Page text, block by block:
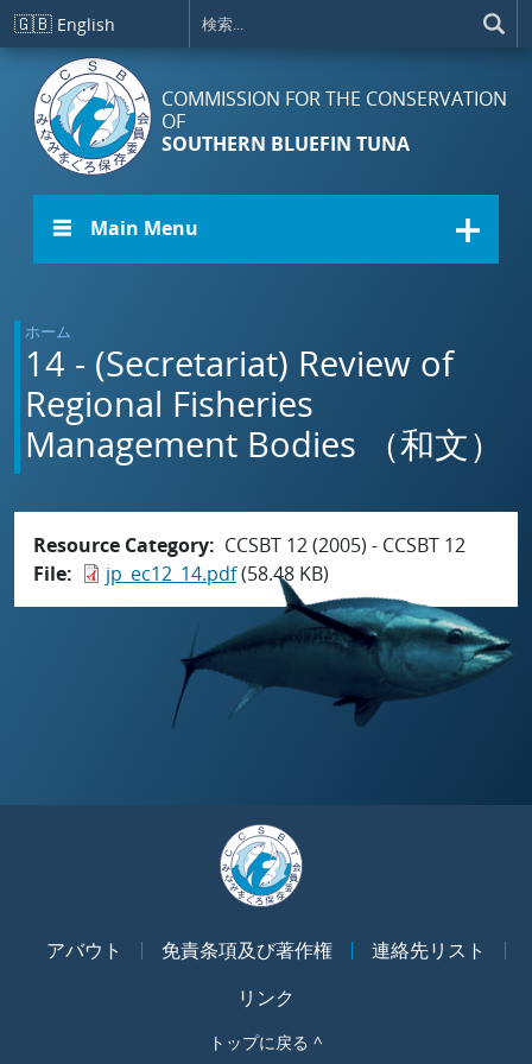
メインコンテンツに移動
🇬🇧 English
COMMISSION FOR THE CONSERVATION
OF
SOUTHERN BLUEFIN TUNA
☰ Main Menu
ホーム
14 - (Secretariat) Review of
Regional Fisheries
Management Bodies （和文）
Resource Category
CCSBT 12 (2005) - CCSBT 12
File
jp_ec12_14.pdf(58.48 KB)
アバウト 免責条項及び著作権
連絡先リスト
リンク
トップに戻る ^